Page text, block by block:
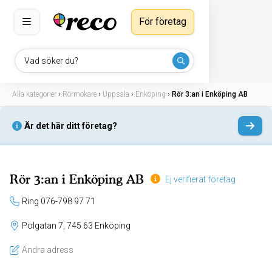
Vad söker du?
För företag
Alla kategorier › Rörmokare › Uppsala › Enköping › Rör 3:an i Enköping AB
Är det här ditt företag?
Rör 3:an i Enköping AB Ej verifierat företag
Ring 076-798 97 71
Polgatan 7, 745 63 Enköping
Ändra adress